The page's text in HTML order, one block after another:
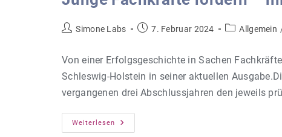
Beitrags-
Simone Labs
Beitrag7. Februar 2024
Beitrags-
Allgemein
Von einer Erfolgsgeschichte in Sachen
Schleswig-Holstein in seiner aktuellen
vergangenen drei Abschlussjahren den jeweils
Weiterlesen
Junge
Fachkräfte